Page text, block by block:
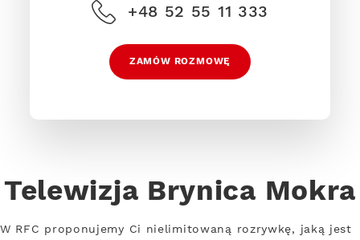
+48 52 55 11 333
ZAMÓW ROZMOWĘ
Telewizja Brynica Mokra
W RFC proponujemy Ci nielimitowaną rozrywkę, jaką jest